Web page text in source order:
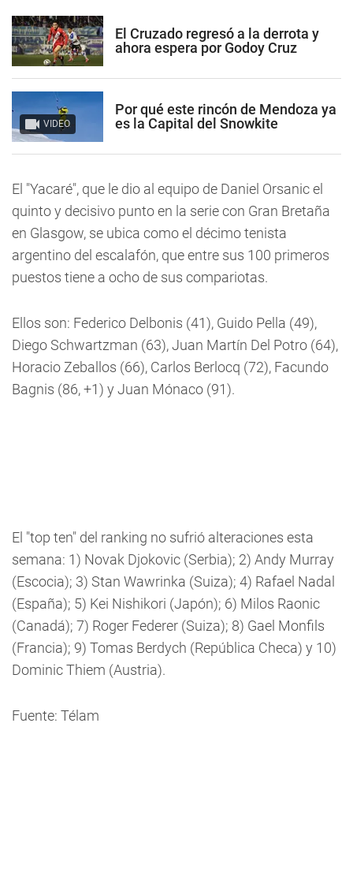
El Cruzado regresó a la derrota y
ahora espera por Godoy Cruz
VIDEO
Por qué este rincón de Mendoza ya
es la Capital del Snowkite
El "Yacaré", que le dio al equipo de Daniel Orsanic el
quinto y decisivo punto en la serie con Gran Bretaña
en Glasgow, se ubica como el décimo tenista
argentino del escalafón, que entre sus 100 primeros
puestos tiene a ocho de sus compariotas.
Ellos son: Federico Delbonis (41), Guido Pella (49),
Diego Schwartzman (63), Juan Martín Del Potro (64),
Horacio Zeballos (66), Carlos Berlocq (72), Facundo
Bagnis (86, +1) y Juan Mónaco (91).
El "top ten" del ranking no sufrió alteraciones esta
semana: 1) Novak Djokovic (Serbia); 2) Andy Murray
(Escocia); 3) Stan Wawrinka (Suiza); 4) Rafael Nadal
(España); 5) Kei Nishikori (Japón); 6) Milos Raonic
(Canadá); 7) Roger Federer (Suiza); 8) Gael Monfils
(Francia); 9) Tomas Berdych (República Checa) y 10)
Dominic Thiem (Austria).
Fuente: Télam